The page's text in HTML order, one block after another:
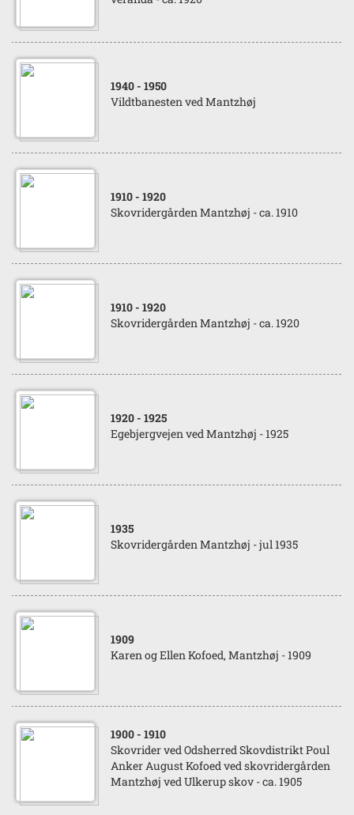
1940 - 1950
Vildtbanesten ved Mantzhøj
1910 - 1920
Skovridergården Mantzhøj - ca. 1910
1910 - 1920
Skovridergården Mantzhøj - ca. 1920
1920 - 1925
Egebjergvejen ved Mantzhøj - 1925
1935
Skovridergården Mantzhøj - jul 1935
1909
Karen og Ellen Kofoed, Mantzhøj - 1909
1900 - 1910
Skovrider ved Odsherred Skovdistrikt Poul
Anker August Kofoed ved skovridergården
Mantzhøj ved Ulkerup skov - ca. 1905